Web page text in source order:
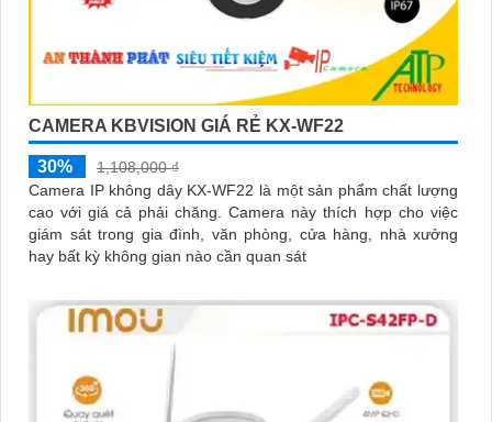
CAMERA KBVISION GIÁ RẺ KX-WF22
30%
1,108,000 ₫
Camera IP không dây KX-WF22 là một sản phẩm chất lượng
cao với giá cả phải chăng. Camera này thích hợp cho việc
giám sát trong gia đình, văn phòng, cửa hàng, nhà xưởng
hay bất kỳ không gian nào cần quan sát